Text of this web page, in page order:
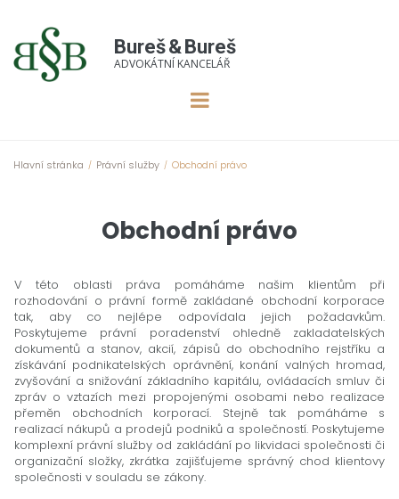
Bureš& Bureš
ADVOKÁTNÍ KANCELÁŘ
Hlavní stránka / Právní služby / Obchodní právo
Obchodní právo
V této oblasti práva pomáháme našim klientům při
rozhodování o právní formě zakládané obchodní korporace
tak, aby co nejlépe odpovídala jejich požadavkům.
Poskytujeme právní poradenství ohledně zakladatelských
dokumentů a stanov, akcií, zápisů do obchodního rejstříku a
získávání podnikatelských oprávnění, konání valných hromad,
zvyšování a snižování základního kapitálu, ovládacích smluv či
zpráv o vztazích mezi propojenými osobami nebo realizace
přeměn obchodních korporací. Stejně tak pomáháme s
realizací nákupů a prodejů podniků a společností. Poskytujeme
komplexní právní služby od zakládání po likvidaci společnosti či
organizační složky, zkrátka zajišťujeme správný chod klientovy
společnosti v souladu se zákony.